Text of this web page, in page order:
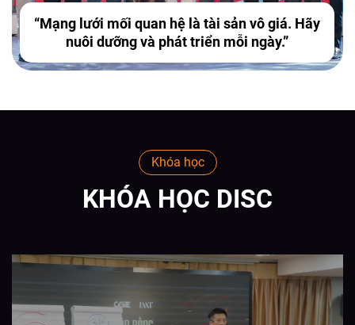
“Mạng lưới mối quan hệ là tài sản vô giá. Hãy
nuôi dưỡng và phát triển mỗi ngày.”
Khóa học
KHÓA HỌC DISC